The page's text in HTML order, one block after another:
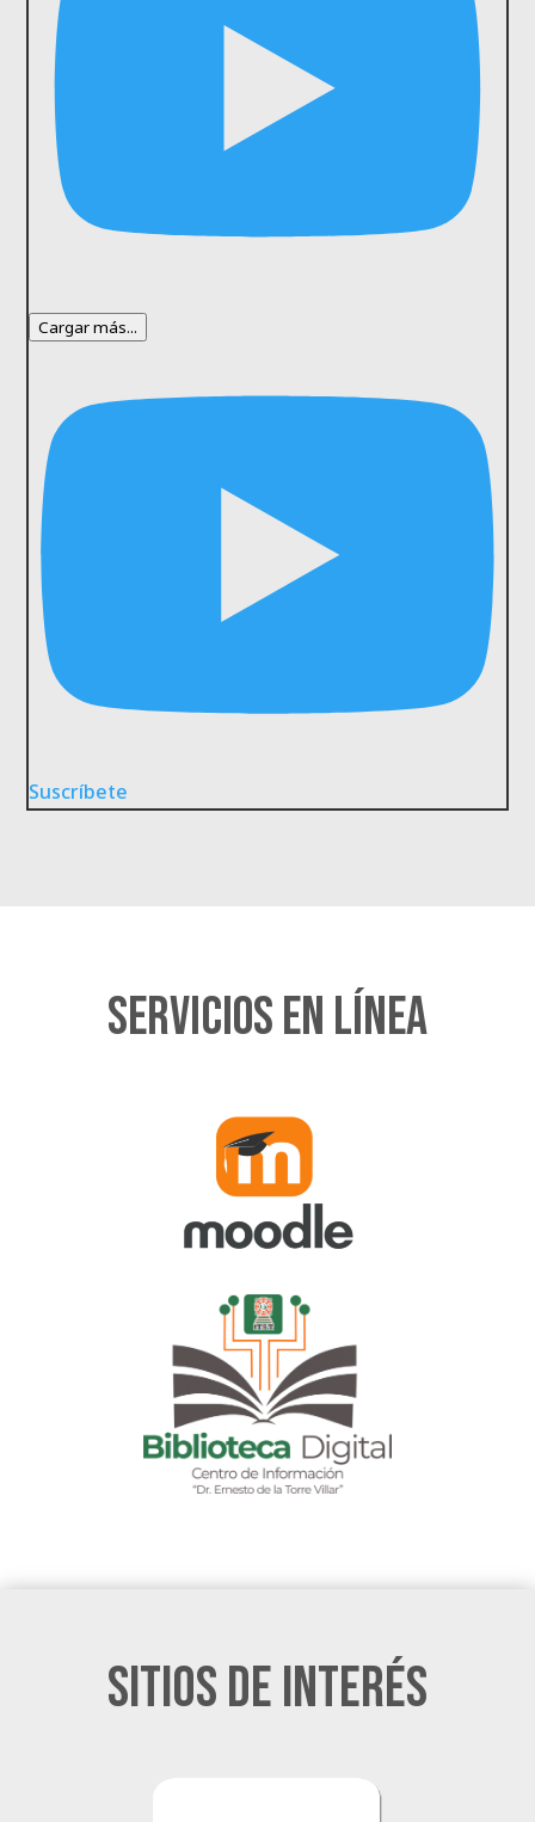
Cargar más...
Suscríbete
Servicios en línea
Sitios de Interés